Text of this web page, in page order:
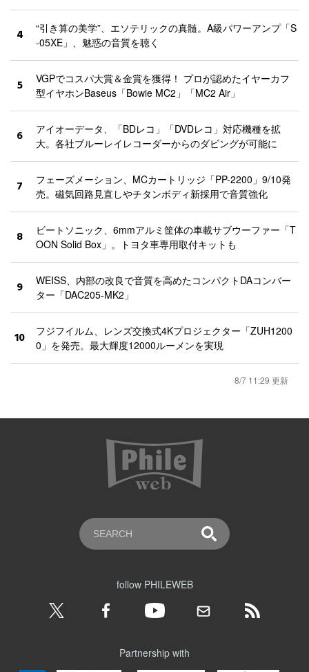
4
“引き算の美学”、エソテリックの真髄。A級パワーアンプ「S
-05XE」、魅惑の音質を聴く
5
VGPでコスパ大賞＆金賞を獲得！ プロが認めたイヤーカフ
型イヤホンBaseus「Bowie MC2」「MC2 Air」
6
アイオーデータ、「BDレコ」「DVDレコ」対応機種を拡
大。各社ブルーレイレコーダーからのダビングが可能に
7
フェーズメーション、MCカートリッジ「PP-2200」9/10発
売。磁気回路見直しやチタンボディ新採用で音質強化
8
ビートソニック、6mmアルミ筐体の車載サブウーファー「T
OON Solid Box」。トヨタ車専用取付キットも
9
WEISS、内部の改良で音質を高めたコンパクトDAコンバー
ター「DAC205-MK2」
10
フジフイルム、レンズ交換式4Kプロジェクター「ZUH1200
0」を発売。最大輝度12000ルーメンを実現
8/7 11:29 更新
follow PHILEWEB
Partnership with